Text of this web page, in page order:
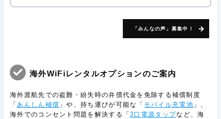
「みんなの声」募集中！
海外WiFiレンタルオプションのご案内
海外渡航先での盗難・紛失時の弁償代金を免除する補償制度
「あんしん補償 」や、持ち運びが可能な「 モバイル充電池 」、
海外でのコンセント問題を解決する「3口電源タップなど、海